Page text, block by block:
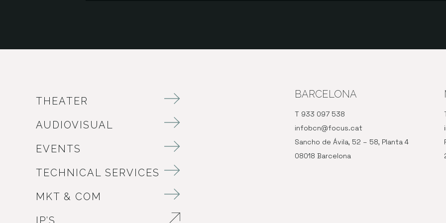
THEATER
AUDIOVISUAL
EVENTS
TECHNICAL SERVICES
MKT & COM
IP’S
BARCELONA
T 933 097 538
infobcn@focus.cat
Sancho de Ávila, 52 – 58, Planta 4
08018 Barcelona